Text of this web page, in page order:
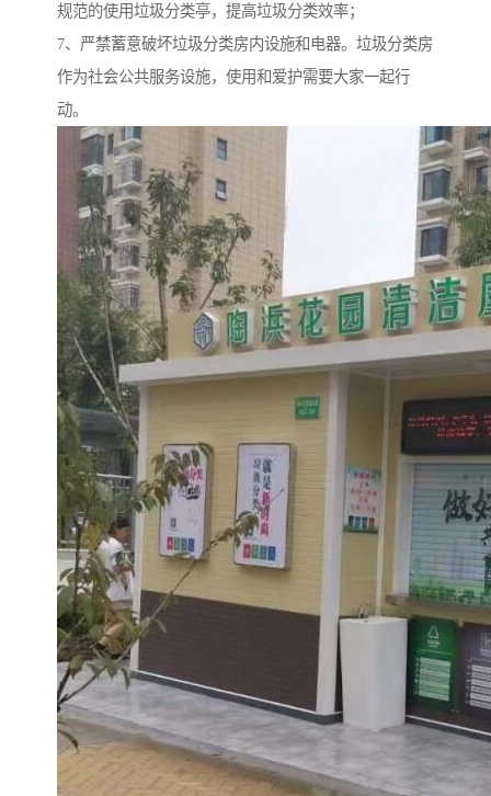
规范的使用垃圾分类亭，提高垃圾分类效率；
7、严禁蓄意破坏垃圾分类房内设施和电器。垃圾分类房
作为社会公共服务设施，使用和爱护需要大家一起行
动。